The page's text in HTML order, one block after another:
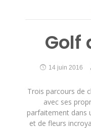
Golf
14 juin 2016
Trois parcours de
avec ses
parfaitement dans
et de fleurs